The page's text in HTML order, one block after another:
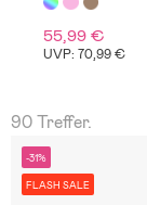
55,99 €
UVP: 70,99 €
90 Treffer.
-31%
FLASH SALE